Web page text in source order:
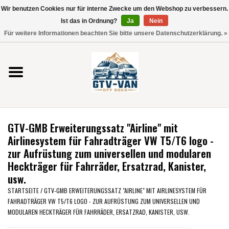
Verwende
die
nach
oben
und
unten,
verfügbare
Ergebnis
auszuwählen.
Drücke
Eingabetaste,
um
zum
Vito / V-Klasse 447
Viano /Vito 639
VW T7 2025
VW T6
VW T5
GTV-GMB Erweiterungssatz "Airline" mit
Airlinesystem für Fahradträger VW T5/T6 logo -
zur Aufrüstung zum universellen und modularen
Heckträger für Fahrräder, Ersatzrad, Kanister,
usw.
STARTSEITE/GTV-GMB ERWEITERUNGSSATZ "AIRLINE" MIT AIRLINESYSTEM FÜR
FAHRADTRÄGER VW T5/T6 LOGO - ZUR AUFRÜSTUNG ZUM UNIVERSELLEN UND
MODULAREN HECKTRÄGER FÜR FAHRRÄDER, ERSATZRAD, KANISTER, USW.
Wir benutzen Cookies nur für interne Zwecke um den Webshop zu verbessern.
Ist das in Ordnung?
Ja
Nein
Für weitere Informationen beachten Sie bitte unsere Datenschutzerklärung. »